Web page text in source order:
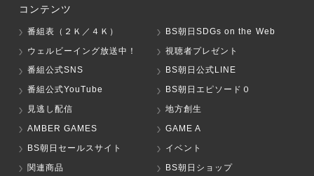
コンテンツ
番組表（２Ｋ／４Ｋ）
BS朝日SDGs on the Web
ウェルビーイング放送中！
視聴者プレゼント
番組公式SNS
BS朝日公式LINE
番組公式YouTube
BS朝日エピソード０
見逃し配信
地方創生
AMBER GAMES
GAME A
BS朝日セールスサイト
イベント
関連商品
BS朝日ショップ